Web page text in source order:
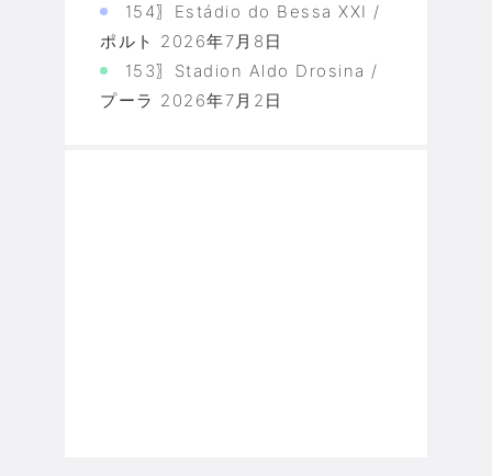
154〗Estádio do Bessa XXI /
ポルト 2026年7月8日
153〗Stadion Aldo Drosina /
プーラ 2026年7月2日